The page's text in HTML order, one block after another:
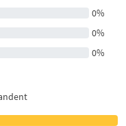
0%
0%
0%